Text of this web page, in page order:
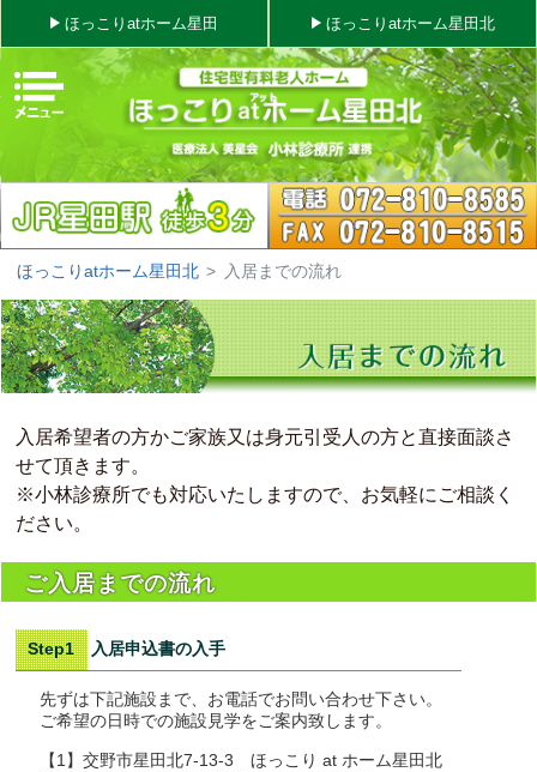
ほっこりatホーム星田 ほっこりatホーム星田北
る
色
対象
ビス
流れ
問
ほっこりatホーム星田北 > 入居までの流れ
入居希望者の方かご家族又は身元引受人の方と直接面談さ
せて頂きます。
※小林診療所でも対応いたしますので、お気軽にご相談く
ださい。
ご入居までの流れ
Step1 入居申込書の入手
先ずは下記施設まで、お電話でお問い合わせ下さい。
ご希望の日時での施設見学をご案内致します。
【1】交野市星田北7-13-3 ほっこり at ホーム星田北